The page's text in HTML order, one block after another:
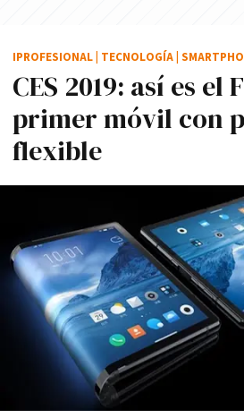
CES 2019: así es el
primer móvil con
flexible
IPROFESIONAL TECNOLOGÍA